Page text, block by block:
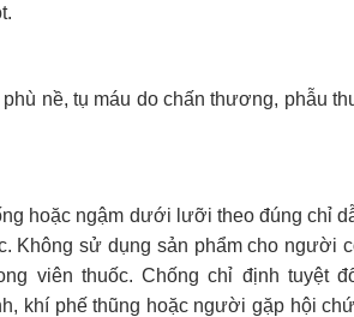
nề, tụ máu do chấn thương, phẫu
hoặc ngậm dưới lưỡi theo đúng chỉ
Không sử dụng sản phẩm cho người
viên thuốc. Chống chỉ định tuyệt
khí phế thũng hoặc người gặp hội